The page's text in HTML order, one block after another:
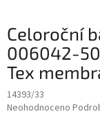
Celoroční
006042-
Tex
14393/33
Průměrné
Neohodnoceno